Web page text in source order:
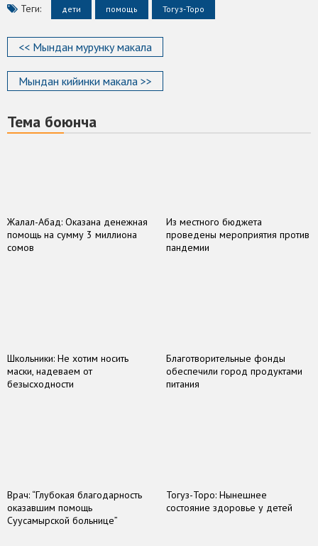
Теги:
дети помощь Тогуз-Торо
<< Мындан мурунку макала
Мындан кийинки макала >>
Тема боюнча
Жалал-Абад: Оказана денежная
помощь на сумму 3 миллиона
сомов
Из местного бюджета
проведены мероприятия против
пандемии
Школьники: Не хотим носить
маски, надеваем от
безысходности
Благотворительные фонды
обеспечили город продуктами
питания
Врач: “Глубокая благодарность
оказавшим помощь
Суусамырской больнице”
Тогуз-Торо: Нынешнее
состояние здоровье у детей